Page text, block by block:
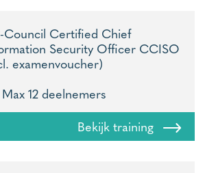
Council Certified Chief
Security Officer CCISO
examenvoucher)
Max 12 deelnemers
Bekijk training